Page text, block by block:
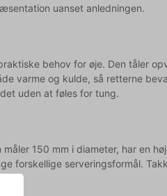
uanset anledningen.
behov for øje. Den tåler
varme og kulde, så retterne
uden at føles for tung.
150 mm i diameter, har en
forskellige serveringsformål.